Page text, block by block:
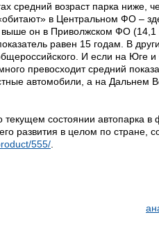
средний возраст парка ниже,
в Центральном ФО –
выше он в Приволжском ФО
равен 15 годам. В
И если на Юге
превосходит средний
автомобили, а на Дальнем
состоянии автопарка в
развития в целом по стране,
555/.